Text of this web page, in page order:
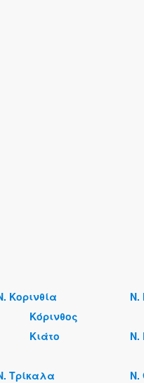
Κορινθία
Κόρινθος
Κιάτο
Ν.
Ν.
Τρίκαλα
Ν.